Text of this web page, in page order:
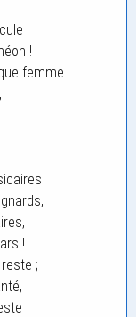
!
femme
!
;